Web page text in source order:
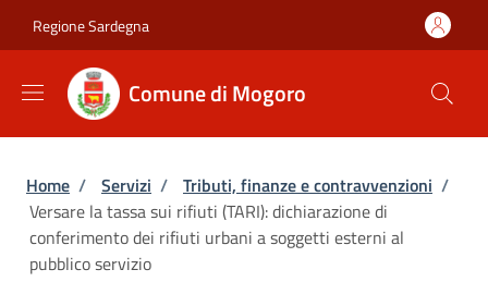
Regione Sardegna
Comune di Mogoro
Briciole di pane
Home / Servizi / Tributi, finanze e contravvenzioni /
Versare la tassa sui rifiuti (TARI): dichiarazione di
conferimento dei rifiuti urbani a soggetti esterni al
pubblico servizio